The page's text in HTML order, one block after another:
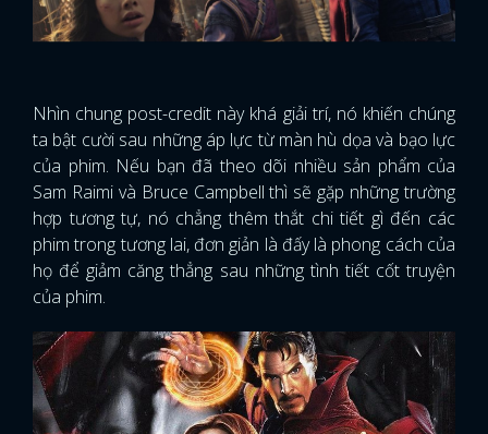
Nhìn chung post-credit này khá giải trí, nó khiến chúng
ta bật cười sau những áp lực từ màn hù dọa và bạo lực
của phim. Nếu bạn đã theo dõi nhiều sản phẩm của
Sam Raimi và Bruce Campbell thì sẽ gặp những trường
hợp tương tự, nó chẳng thêm thắt chi tiết gì đến các
phim trong tương lai, đơn giản là đấy là phong cách của
họ để giảm căng thẳng sau những tình tiết cốt truyện
của phim.